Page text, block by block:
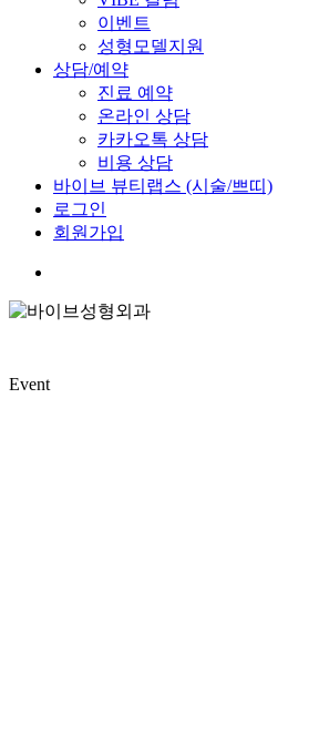
이벤트
성형모델지원
상담/예약
진료 예약
온라인 상담
카카오톡 상담
비용 상담
바이브 뷰티랩스 (시술/쁘띠)
로그인
회원가입
Event